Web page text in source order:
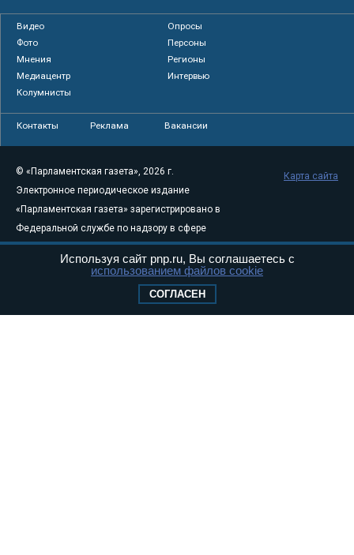
Видео
Опросы
Фото
Персоны
Мнения
Регионы
Медиацентр
Интервью
Колумнисты
Контакты Реклама Вакансии
© «Парламентская газета», 2026 г.
Электронное периодическое издание
«Парламентская газета» зарегистрировано в
Федеральной службе по надзору в сфере
связи, информационных технологий и
массовых коммуникаций (Роскомнадзор) 05
Свидетельство о регистрации Эл № ФС77-
Карта сайта
Используя сайт pnp.ru, Вы соглашаетесь с
использованием файлов cookie
СОГЛАСЕН